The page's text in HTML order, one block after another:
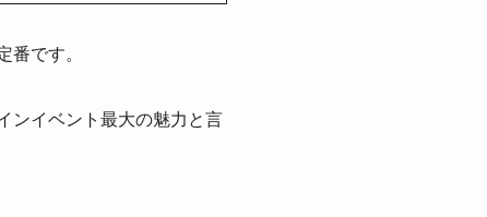
番です。
ンイベント最大の魅力と言